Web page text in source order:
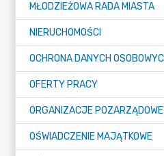
MŁODZIEŻOWA RADA MIASTA
NIERUCHOMOŚCI
OFERTY PRACY
ORGANIZACJE POZARZĄDOWE
OŚWIADCZENIE MAJĄTKOWE